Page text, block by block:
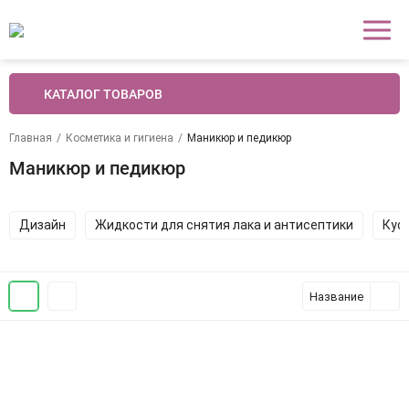
КАТАЛОГ ТОВАРОВ
Главная / Косметика и гигиена / Маникюр и педикюр
Маникюр и педикюр
Дизайн Жидкости для снятия лака и антисептики
Название